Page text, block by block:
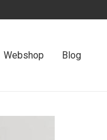
Webshop Blog